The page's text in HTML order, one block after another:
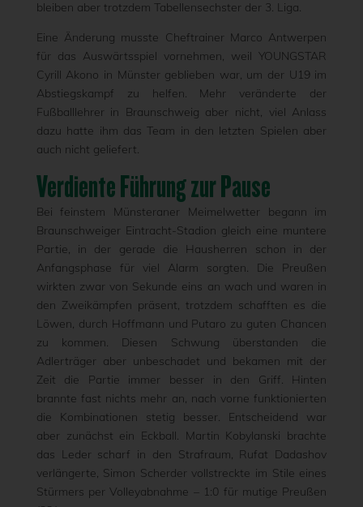
bleiben aber trotzdem Tabellensechster der 3. Liga.
Eine Änderung musste Cheftrainer Marco Antwerpen
für das Auswärtsspiel vornehmen, weil YOUNGSTAR
Cyrill Akono in Münster geblieben war, um der U19 im
Abstiegskampf zu helfen. Mehr veränderte der
Fußballlehrer in Braunschweig aber nicht, viel Anlass
dazu hatte ihm das Team in den letzten Spielen aber
auch nicht geliefert.
Verdiente Führung zur Pause
Bei feinstem Münsteraner Meimelwetter begann im
Braunschweiger Eintracht-Stadion gleich eine muntere
Partie, in der gerade die Hausherren schon in der
Anfangsphase für viel Alarm sorgten. Die Preußen
wirkten zwar von Sekunde eins an wach und waren in
den Zweikämpfen präsent, trotzdem schafften es die
Löwen, durch Hoffmann und Putaro zu guten Chancen
zu kommen. Diesen Schwung überstanden die
Adlerträger aber unbeschadet und bekamen mit der
Zeit die Partie immer besser in den Griff. Hinten
brannte fast nichts mehr an, nach vorne funktionierten
die Kombinationen stetig besser. Entscheidend war
aber zunächst ein Eckball. Martin Kobylanski brachte
das Leder scharf in den Strafraum, Rufat Dadashov
verlängerte, Simon Scherder vollstreckte im Stile eines
Stürmers per Volleyabnahme – 1:0 für mutige Preußen